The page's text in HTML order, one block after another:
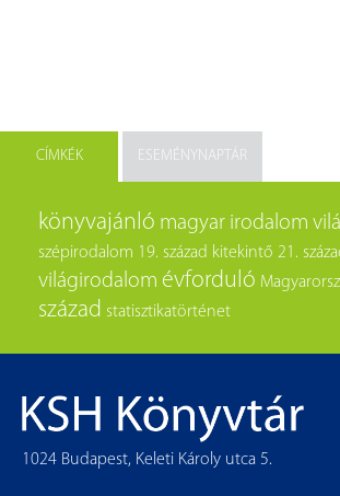
CÍMKÉK ESEMÉNYNAPTÁR
könyvajánló magyar irodalom
szépirodalom 19. század kitekintő 21.
világirodalom évforduló
század statisztikatörténet
1024 Budapest, Keleti Károly utca 5.